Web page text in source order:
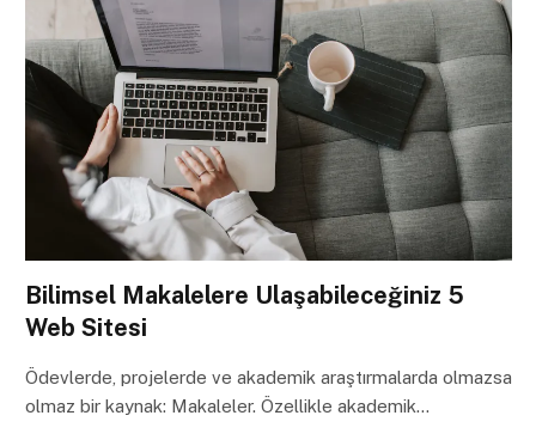
Bilimsel Makalelere Ulaşabileceğiniz 5
Web Sitesi
Ödevlerde, projelerde ve akademik araştırmalarda olmazsa
olmaz bir kaynak: Makaleler. Özellikle akademik…